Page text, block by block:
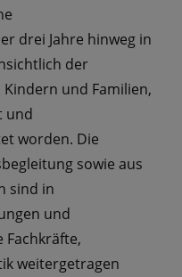
drei Jahre hinweg in
der
und Familien,
und
worden. Die
sowie aus
sind in
und
weitergetragen